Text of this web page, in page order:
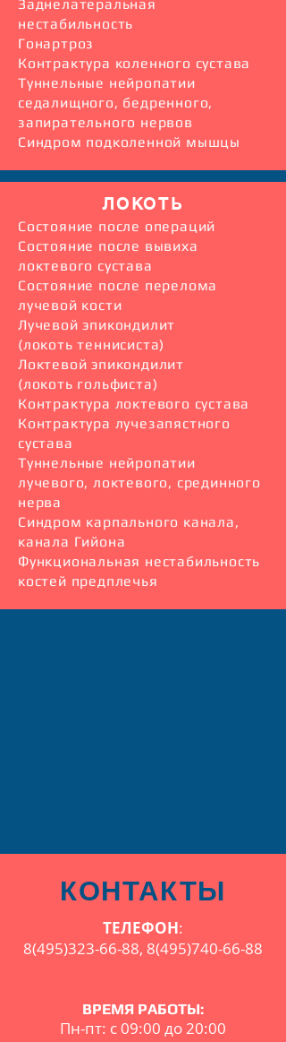
Заднелатеральная
нестабильность
Гонартроз
Контрактура коленного сустава
Туннельные нейропатии
седалищного, бедренного,
запирательного нервов
Синдром подколенной мышцы
ЛОКОТЬ
Cостояние после операций
Состояние после вывиха
локтевого сустава
Состояние после перелома
лучевой кости
Лучевой эпикондилит
(локоть теннисиста)
Локтевой эпикондилит
(локоть гольфиста)
Контрактура локтевого сустава
Контрактура лучезапястного
сустава
Туннельные нейропатии
лучевого, локтевого, срединного
нерва
Синдром карпального канала,
канала Гийона
Функциональная нестабильность
костей предплечья
КОНТАКТЫ
ТЕЛЕФОН:
8(495)323-66-88, 8(495)740-66-88
ВРЕМЯ РАБОТЫ:
Пн-пт: с 09:00 до 20:00